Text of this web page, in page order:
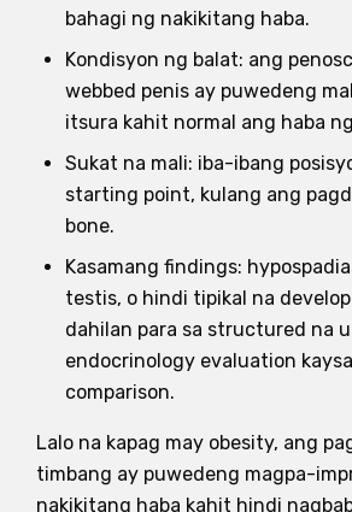
bahagi ng nakikitang haba.
Kondisyon ng balat: ang
webbed penis ay puwedeng
itsura kahit normal ang haba
Sukat na mali: iba-ibang
starting point, kulang ang
bone.
Kasamang findings:
testis, o hindi tipikal na
dahilan para sa structured na
endocrinology evaluation
comparison.
Lalo na kapag may obesity, ang
timbang ay puwedeng magpa-
nakikitang haba kahit hindi